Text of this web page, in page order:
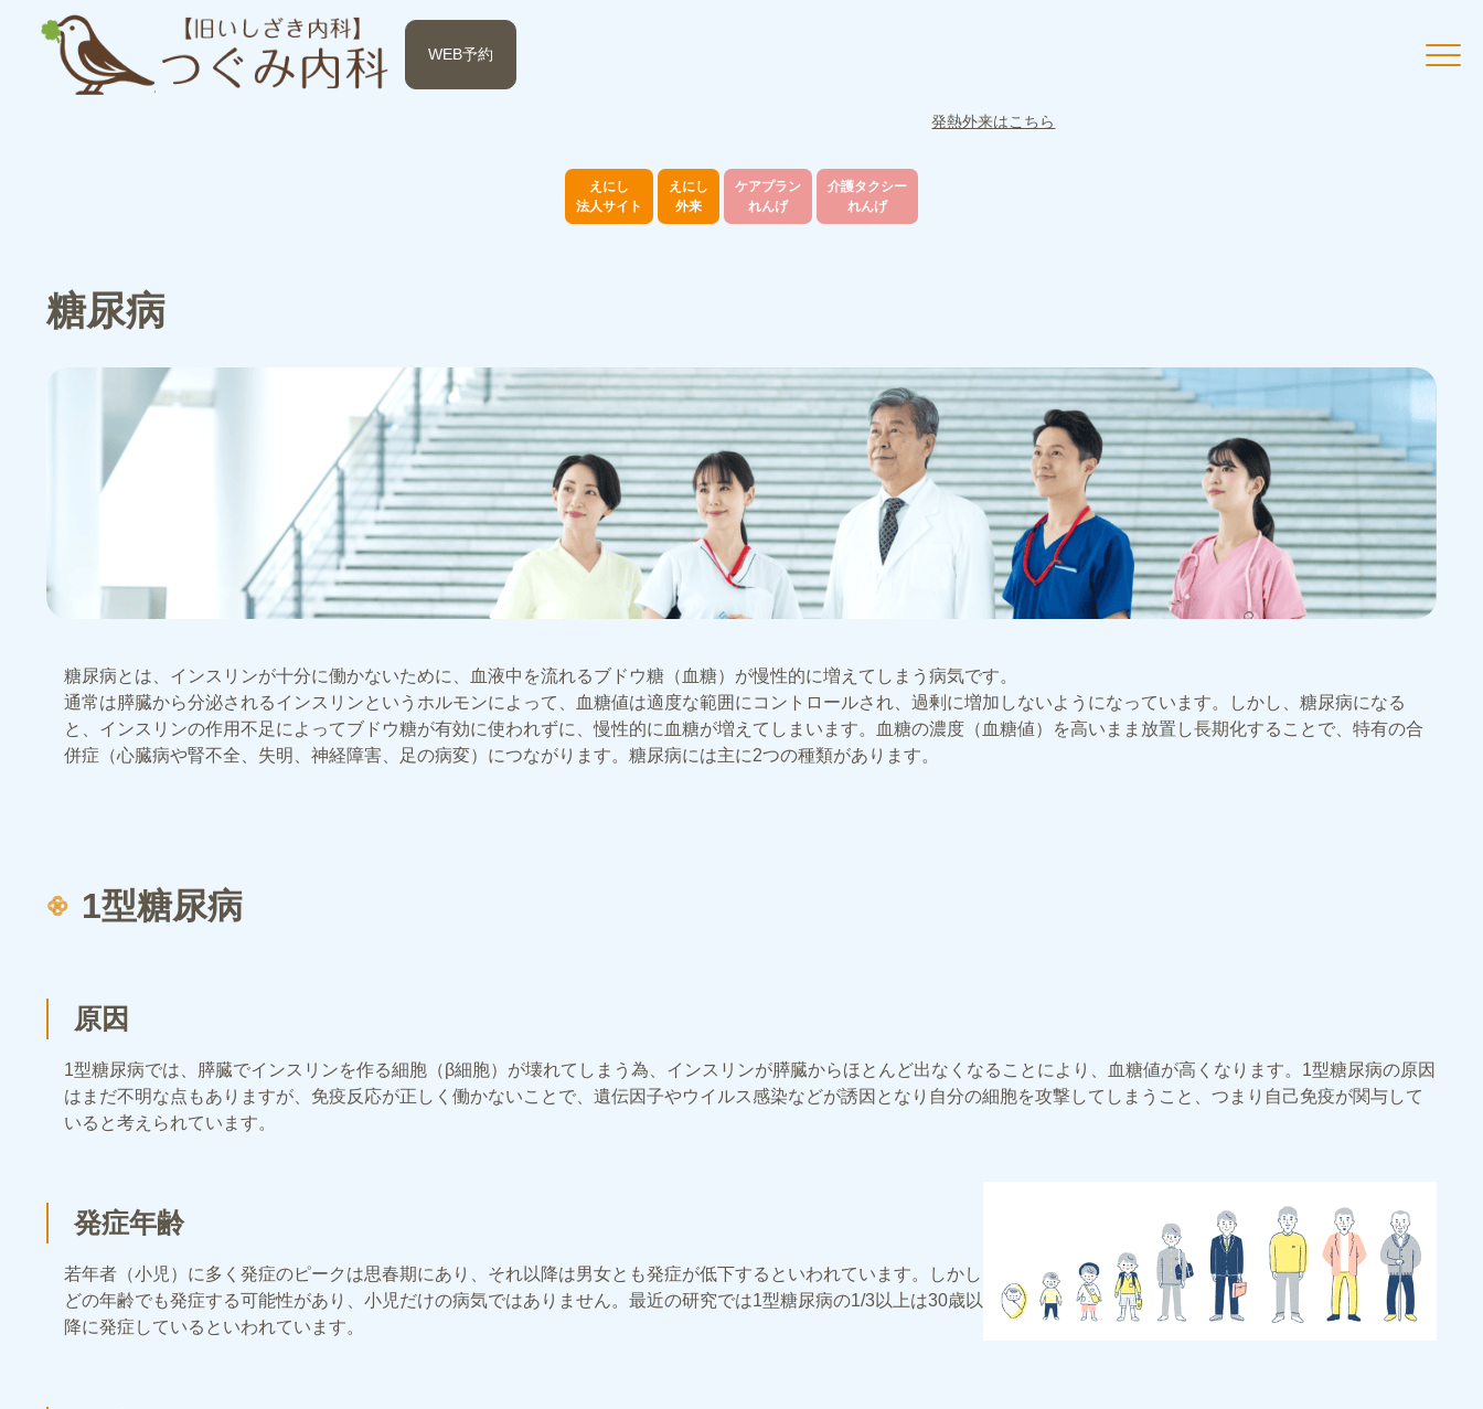
WEB予約
発熱外来はこちら
えにし
法人サイト
えにし
外来
ケアプラン
れんげ
介護タクシー
れんげ
糖尿病
糖尿病とは、インスリンが十分に働かないために、血液中を流れるブドウ糖（血糖）が慢性的に増えてしまう病気です。
通常は膵臓から分泌されるインスリンというホルモンによって、血糖値は適度な範囲にコントロールされ、過剰に増加しないようになっています。しかし、糖尿病になる
と、インスリンの作用不足によってブドウ糖が有効に使われずに、慢性的に血糖が増えてしまいます。血糖の濃度（血糖値）を高いまま放置し長期化することで、特有の合
併症（心臓病や腎不全、失明、神経障害、足の病変）につながります。糖尿病には主に2つの種類があります。
1型糖尿病
原因
1型糖尿病では、膵臓でインスリンを作る細胞（β細胞）が壊れてしまう為、インスリンが膵臓からほとんど出なくなることにより、血糖値が高くなります。1型糖尿病の原因
はまだ不明な点もありますが、免疫反応が正しく働かないことで、遺伝因子やウイルス感染などが誘因となり自分の細胞を攻撃してしまうこと、つまり自己免疫が関与して
いると考えられています。
発症年齢
若年者（小児）に多く発症のピークは思春期にあり、それ以降は男女とも発症が低下するといわれています。しかし
どの年齢でも発症する可能性があり、小児だけの病気ではありません。最近の研究では1型糖尿病の1/3以上は30歳以
降に発症しているといわれています。